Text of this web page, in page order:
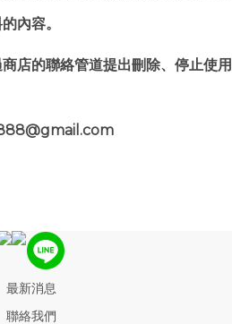
內容。
店的聯絡管道提出刪除、停止使用
最新消息
聯絡我們